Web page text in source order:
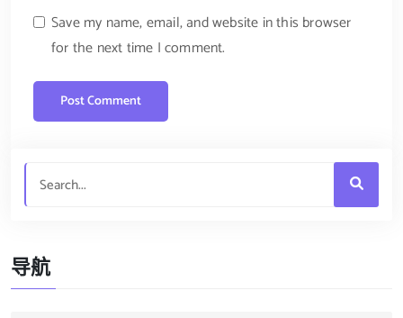
Save my name, email, and website in this browser
for the next time I comment.
导航